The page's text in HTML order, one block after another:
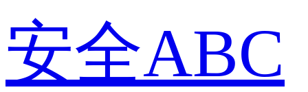
安全ABC